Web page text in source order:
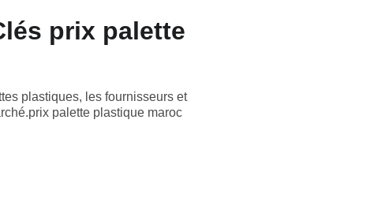
prix palette
plastiques, les fournisseurs et
palette plastique maroc